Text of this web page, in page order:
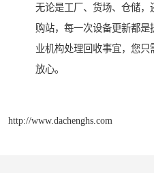
无论是工厂、货场、仓储
购站，每一次设备更新都
业机构处理回收事宜，您只
放心。
http://www.dachenghs.com